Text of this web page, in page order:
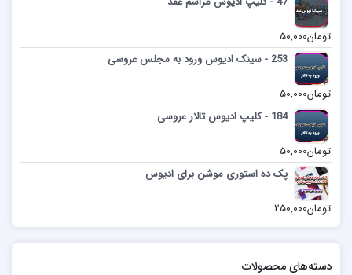
تومان50,000
253 - سینک ادیوس ورود به مجلس عروسی
تومان50,000
184 - کلیپ ادیوس تالار عروسی
تومان50,000
پک ده استوری موشن برای ادیوس
تومان250,000
دسته‌های محصولات